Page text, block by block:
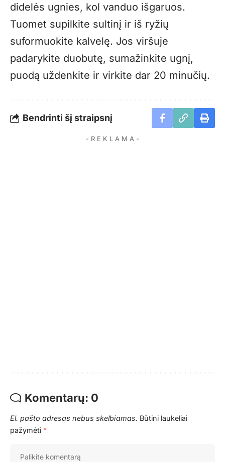
didelės ugnies, kol vanduo išgaruos.
Tuomet supilkite sultinį ir iš ryžių
suformuokite kalvelę. Jos viršuje
padarykite duobutę, sumažinkite ugnį,
puodą uždenkite ir virkite dar 20 minučių.
Bendrinti šį straipsnį
- R E K L A M A -
Komentarų: 0
El. pašto adresas nebus skelbiamas. Būtini laukeliai
pažymėti *